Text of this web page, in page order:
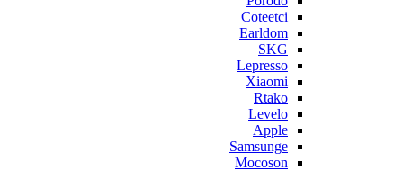
Coteetci
Earldom
SKG
Lepresso
Xiaomi
Rtako
Levelo
Apple
Samsunge
Mocoson